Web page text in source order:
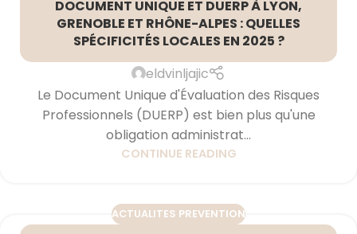
DOCUMENT UNIQUE ET DUERP À LYON,
GRENOBLE ET RHÔNE-ALPES : QUELLES
SPÉCIFICITÉS LOCALES EN 2025 ?
eldvinljajic
Le Document Unique d'Évaluation des Risques
Professionnels (DUERP) est bien plus qu'une
obligation administrat...
CONTINUE READING
ACTUALITES PREVENTION